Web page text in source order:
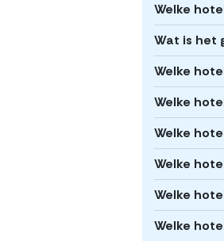
Welke
Wat is het
Welke
Welke
Welke
Welke
Welke
Welke